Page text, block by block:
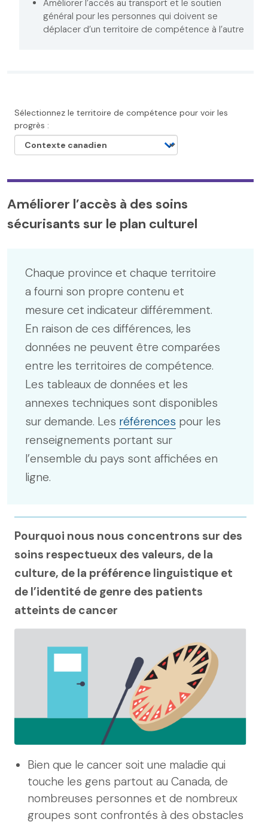
Améliorer l’accès au transport et le soutien
général pour les personnes qui doivent se
déplacer d’un territoire de compétence à l’autre
Sélectionnez le territoire de compétence pour voir les
progrès :
Améliorer l’accès à des soins
sécurisants sur le plan culturel
Chaque province et chaque territoire
a fourni son propre contenu et
mesure cet indicateur différemment.
En raison de ces différences, les
données ne peuvent être comparées
entre les territoires de compétence.
Les tableaux de données et les
annexes techniques sont disponibles
sur demande. Les références pour les
renseignements portant sur
l’ensemble du pays sont affichées en
ligne.
Pourquoi nous nous concentrons sur des
soins respectueux des valeurs, de la
culture, de la préférence linguistique et
de l’identité de genre des patients
atteints de cancer
Bien que le cancer soit une maladie qui
touche les gens partout au Canada, de
nombreuses personnes et de nombreux
groupes sont confrontés à des obstacles